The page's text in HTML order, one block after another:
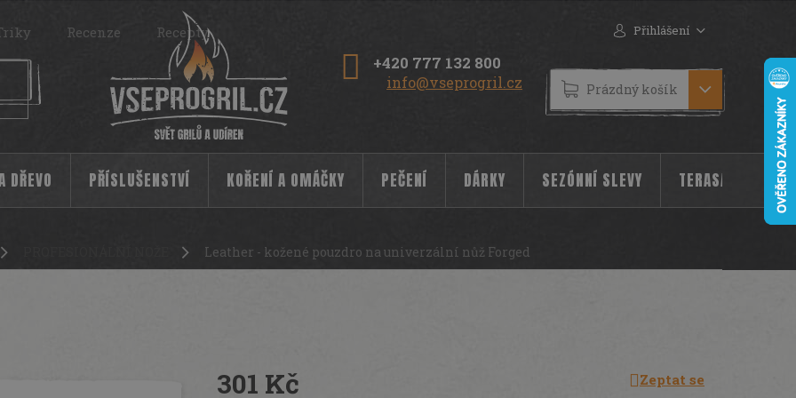
+420 777 132 800
info@vseprogril.cz
Recenze Recepty Přihlášení
NÁKUPNÍ
KOŠÍK
Prázdný košík
DŘEVO PŘÍSLUŠENSTVÍ KOŘENÍ A OMÁČKY PEČENÍ DÁRKY SEZÓNNÍ SLEVY TERASA
Leather - kožené pouzdro na univerzální nůž Forged
301 Kč Zeptat se